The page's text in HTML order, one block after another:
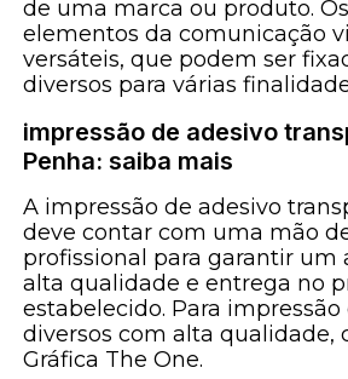
de uma marca ou produto.
elementos da comunicação
versáteis, que podem ser
diversos para várias
impressão de adesivo
Penha: saiba mais
A impressão de adesivo
deve contar com uma mão
profissional para garantir um
alta qualidade e entrega no
estabelecido. Para
diversos com alta qualidade,
Gráfica The One.